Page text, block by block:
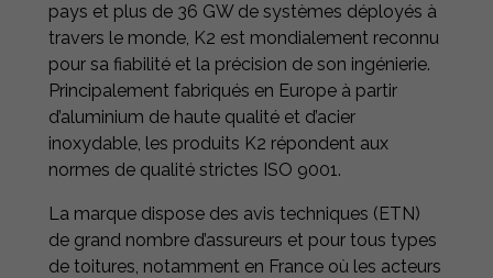
pays et plus de 36 GW de systèmes déployés à
travers le monde, K2 est mondialement reconnu
pour sa fiabilité et la précision de son ingénierie.
Principalement fabriqués en Europe à partir
d’aluminium de haute qualité et d’acier
inoxydable, les produits K2 répondent aux
normes de qualité strictes ISO 9001.
La marque dispose des avis techniques (ETN)
de grand nombre d’assureurs et pour tous types
de toitures, notamment en France où les acteurs